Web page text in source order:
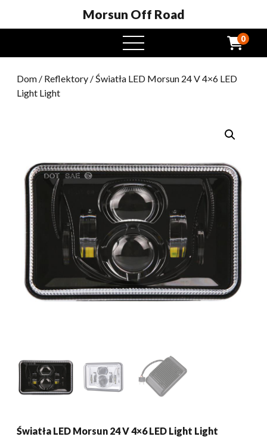
Morsun Off Road
Otwarte
menu
0
Dom / Reflektory / Światła LED Morsun 24 V 4×6 LED
Light Light
Światła LED Morsun 24 V 4×6 LED Light Light